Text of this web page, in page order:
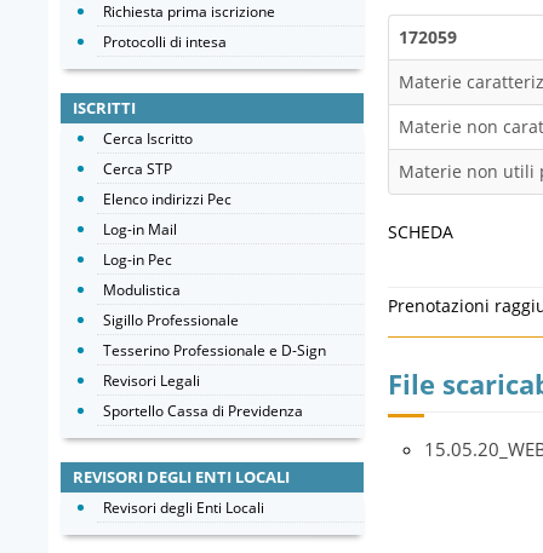
172059
Materie
Materie non
Materie non utili
SCHEDA
Prenotazioni
File
Richiesta prima iscrizione
Protocolli di intesa
ISCRITTI
Cerca Iscritto
Cerca STP
Elenco indirizzi Pec
Log-in Mail
Log-in Pec
Modulistica
Sigillo Professionale
Tesserino Professionale e D-Sign
Revisori Legali
Sportello Cassa di Previdenza
REVISORI DEGLI ENTI LOCALI
Revisori degli Enti Locali